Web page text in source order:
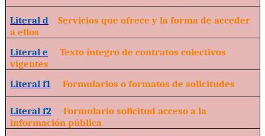
Literal d Servicios que ofrece y la forma de acceder
a ellos
Literal e Texto íntegro de contratos colectivos
vigentes
Literal f1 Formularios o formatos de solicitudes
Literal f2 Formulario solicitud acceso a la
información pública